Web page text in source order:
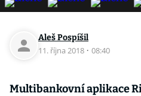
Aleš Pospíšil
11. října 2018 · 08:40
Multibankovní aplikace